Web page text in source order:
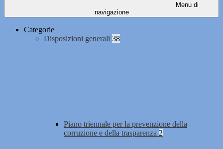
Menu di
navigazione
Categorie
Disposizioni generali 38
Piano triennale per la prevenzione della
corruzione e della trasparenza 2